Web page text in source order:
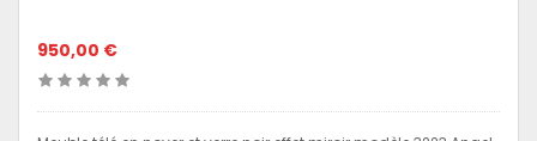
950,00 €